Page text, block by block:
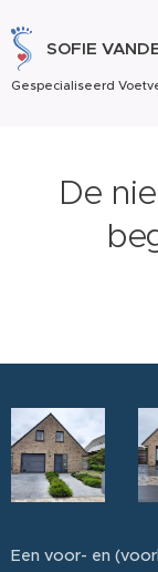
SOFIE
Gespecialiseerd
De
Een voor- en